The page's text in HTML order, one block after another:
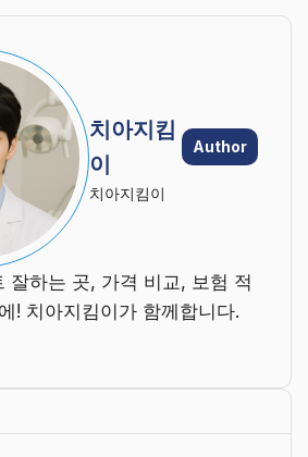
치아지킴
이
Author
치아지킴이
잘하는 곳, 가격 비교, 보험 적
! 치아지킴이가 함께합니다.